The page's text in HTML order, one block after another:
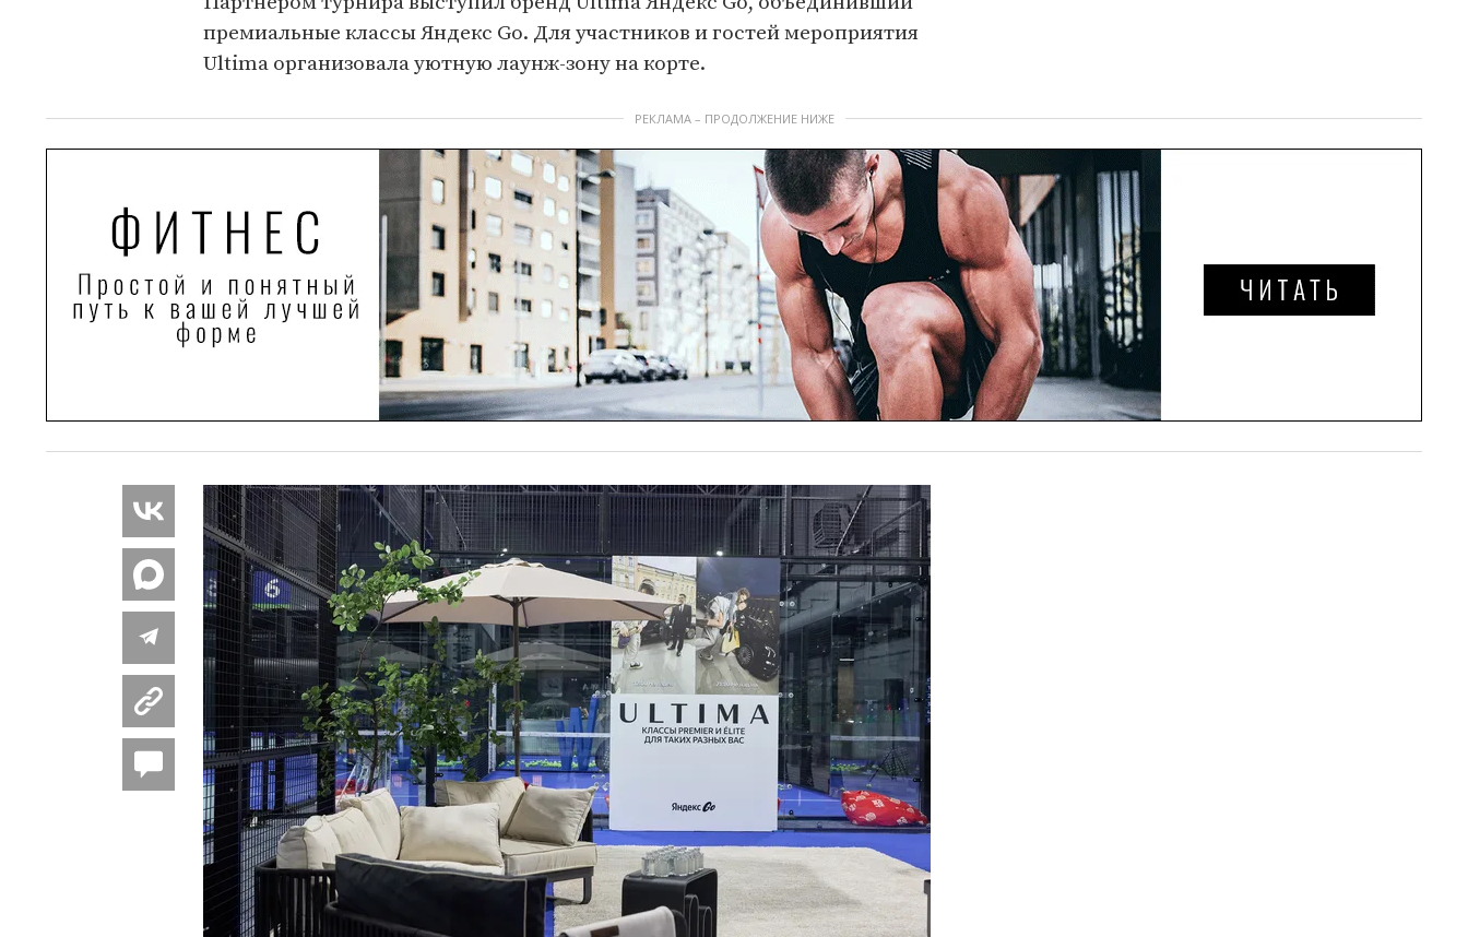
премиальные классы Яндекс Go. Для участников и гостей мероприятия
Ultima организовала уютную лаунж-зону на корте.
РЕКЛАМА – ПРОДОЛЖЕНИЕ НИЖЕ